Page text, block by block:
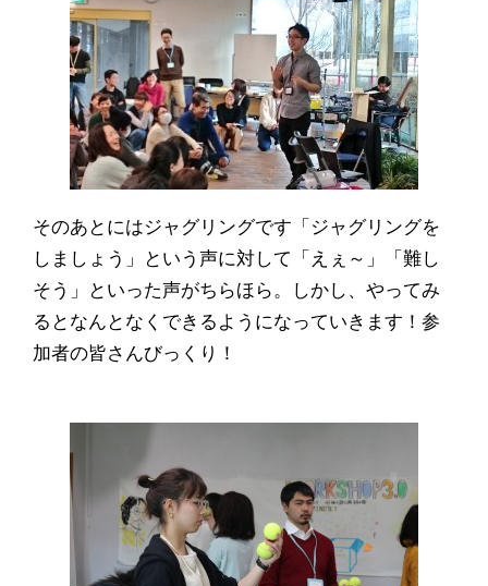
そのあとにはジャグリングです「ジャグリングを
しましょう」という声に対して「えぇ～」「難し
そう」といった声がちらほら。しかし、やってみ
るとなんとなくできるようになっていきます！参
加者の皆さんびっくり！